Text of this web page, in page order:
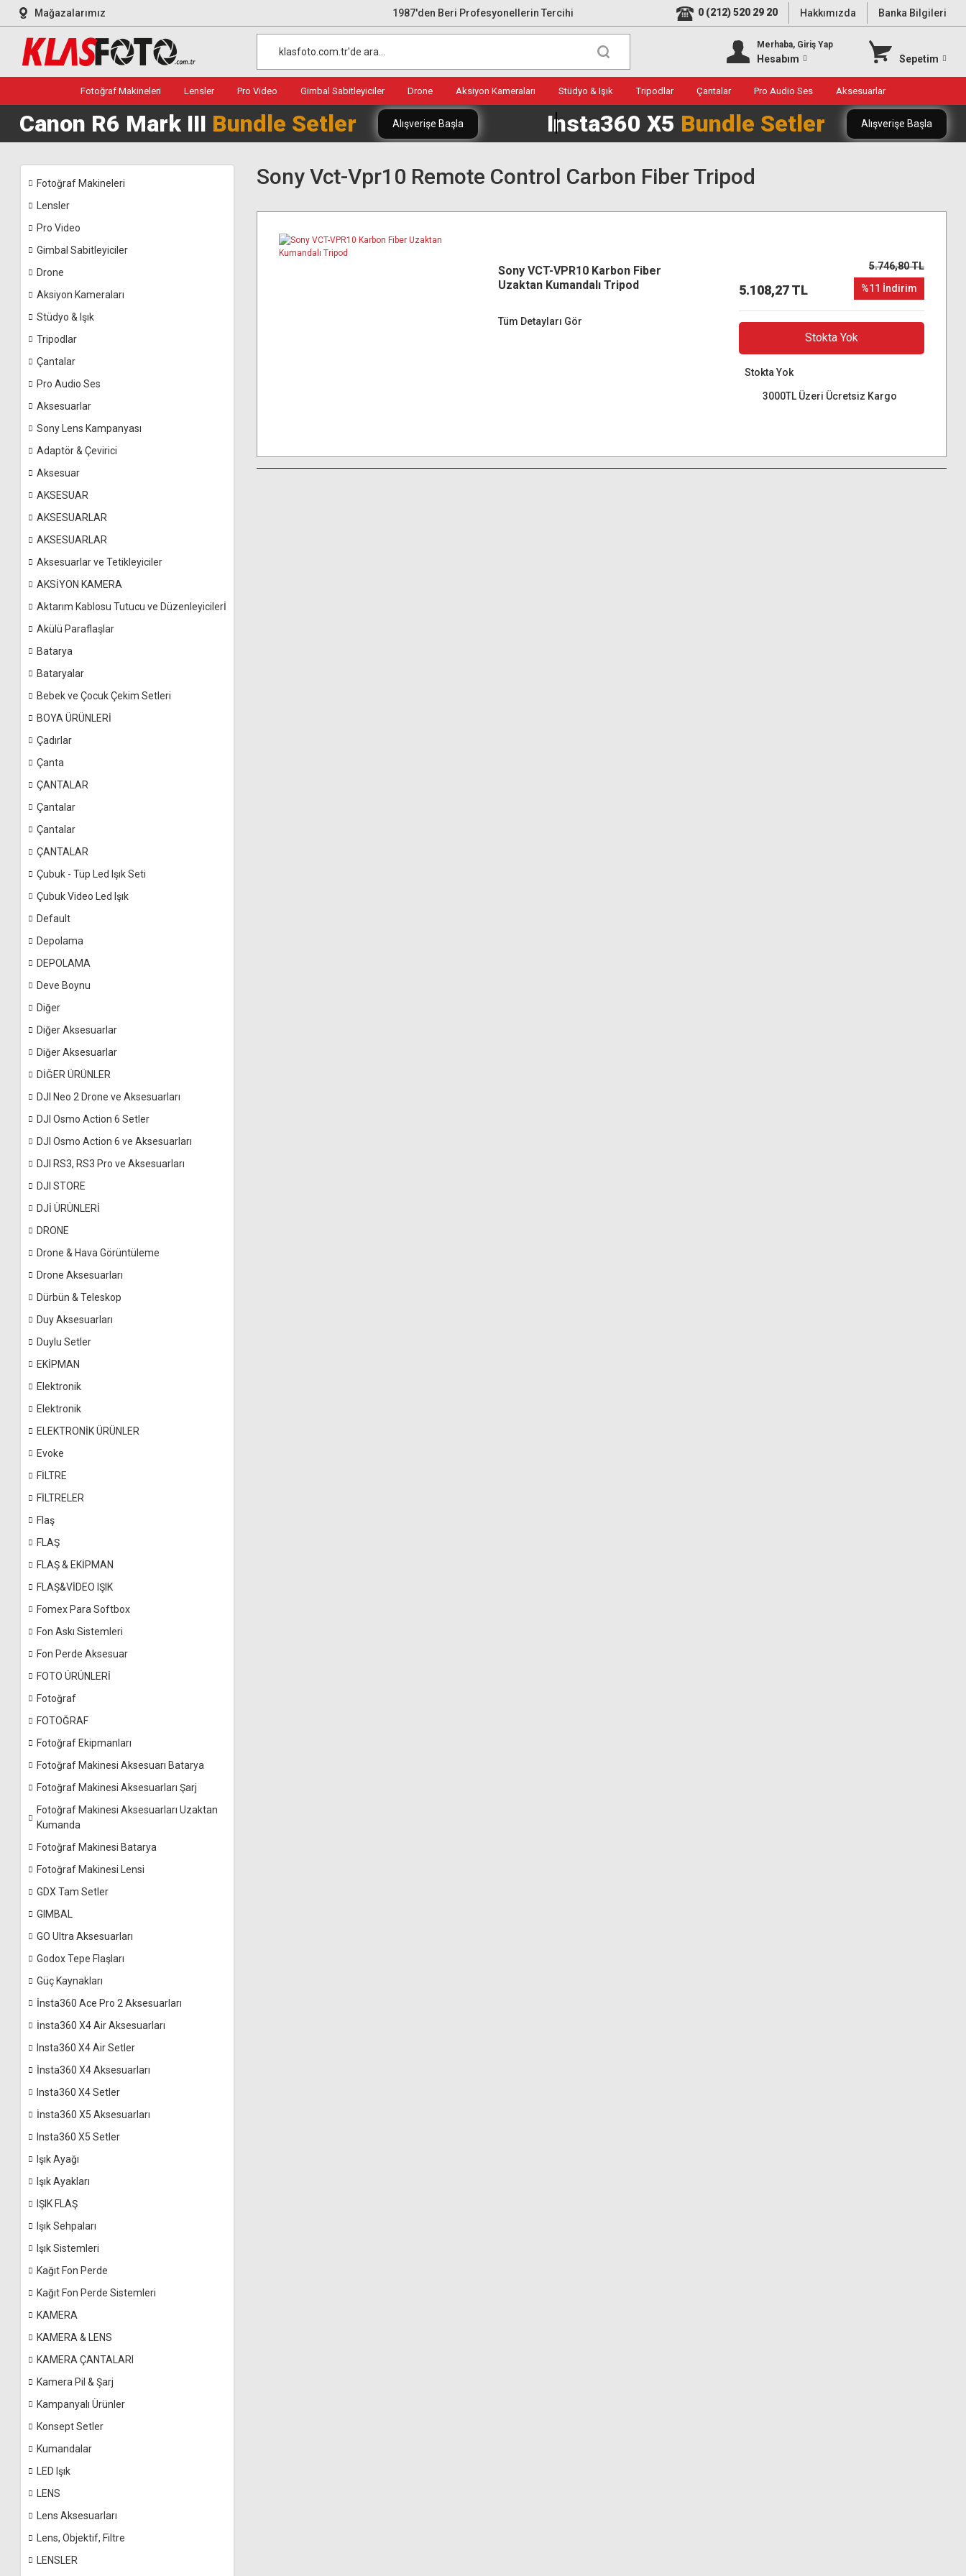
Mağazalarımız 1987'den Beri Profesyonellerin Tercihi 0 (212) 520 29 20 Hakkımızda Banka Bilgileri
Merhaba, Giriş Yap
Hesabım Sepetim
Fotoğraf Makineleri Lensler Pro Video Gimbal Sabitleyiciler Drone Aksiyon Kameraları Stüdyo & Işık Tripodlar Çantalar Pro Audio Ses Aksesuarlar
Canon R6 Mark III Bundle Setler Alışverişe Başla Insta360 X5 Bundle Setler Alışverişe Başla
Fotoğraf Makineleri
Lensler
Pro Video
Gimbal Sabitleyiciler
Drone
Aksiyon Kameraları
Stüdyo & Işık
Tripodlar
Çantalar
Pro Audio Ses
Aksesuarlar
Sony Lens Kampanyası
Adaptör & Çevirici
Aksesuar
AKSESUAR
AKSESUARLAR
AKSESUARLAR
Aksesuarlar ve Tetikleyiciler
AKSİYON KAMERA
Aktarım Kablosu Tutucu ve Düzenleyicilerİ
Akülü Paraflaşlar
Batarya
Bataryalar
Bebek ve Çocuk Çekim Setleri
BOYA ÜRÜNLERİ
Çadırlar
Çanta
ÇANTALAR
Çantalar
Çantalar
ÇANTALAR
Çubuk - Tüp Led Işık Seti
Çubuk Video Led Işık
Default
Depolama
DEPOLAMA
Deve Boynu
Diğer
Diğer Aksesuarlar
Diğer Aksesuarlar
DİĞER ÜRÜNLER
DJI Neo 2 Drone ve Aksesuarları
DJI Osmo Action 6 Setler
DJI Osmo Action 6 ve Aksesuarları
DJI RS3, RS3 Pro ve Aksesuarları
DJI STORE
DJİ ÜRÜNLERİ
DRONE
Drone & Hava Görüntüleme
Drone Aksesuarları
Dürbün & Teleskop
Duy Aksesuarları
Duylu Setler
EKİPMAN
Elektronik
Elektronik
ELEKTRONİK ÜRÜNLER
Evoke
FİLTRE
FİLTRELER
Flaş
FLAŞ
FLAŞ & EKİPMAN
FLAŞ&VİDEO IŞIK
Fomex Para Softbox
Fon Askı Sistemleri
Fon Perde Aksesuar
FOTO ÜRÜNLERİ
Fotoğraf
FOTOĞRAF
Fotoğraf Ekipmanları
Fotoğraf Makinesi Aksesuarı Batarya
Fotoğraf Makinesi Aksesuarları Şarj
Fotoğraf Makinesi Aksesuarları Uzaktan
Kumanda
Fotoğraf Makinesi Batarya
Fotoğraf Makinesi Lensi
GDX Tam Setler
GIMBAL
GO Ultra Aksesuarları
Godox Tepe Flaşları
Güç Kaynakları
İnsta360 Ace Pro 2 Aksesuarları
İnsta360 X4 Air Aksesuarları
Insta360 X4 Air Setler
İnsta360 X4 Aksesuarları
Insta360 X4 Setler
İnsta360 X5 Aksesuarları
Insta360 X5 Setler
Işık Ayağı
Işık Ayakları
IŞIK FLAŞ
Işık Sehpaları
Işık Sistemleri
Kağıt Fon Perde
Kağıt Fon Perde Sistemleri
KAMERA
KAMERA & LENS
KAMERA ÇANTALARI
Kamera Pil & Şarj
Kampanyalı Ürünler
Konsept Setler
Kumandalar
LED Işık
LENS
Lens Aksesuarları
Lens, Objektif, Filtre
LENSLER
Sony Vct-Vpr10 Remote Control Carbon Fiber Tripod
Sony VCT-VPR10 Karbon Fiber
Uzaktan Kumandalı Tripod
Tüm Detayları Gör
5.108,27 TL
5.746,80 TL
%11 İndirim
Stokta Yok
Stokta Yok
3000TL Üzeri Ücretsiz Kargo